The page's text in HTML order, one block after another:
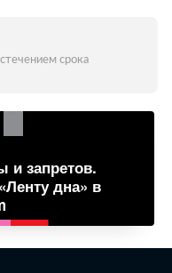
срока
и запретов.
дна» в